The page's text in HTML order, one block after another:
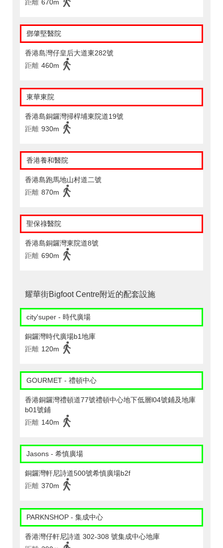
距離 670m
鄧肇堅醫院
香港島灣仔皇后大道東282號
距離 460m
東華東院
香港島銅鑼灣掃桿埔東院道19號
距離 930m
香港養和醫院
香港島跑馬地山村道二號
距離 870m
聖保祿醫院
香港島銅鑼灣東院道8號
距離 690m
耀華街Bigfoot Centre附近的配套設施
city'super - 時代廣場
銅鑼灣時代廣場b1地庫
距離 120m
GOURMET - 禮頓中心
香港銅鑼灣禮頓道77號禮頓中心地下低層l04號鋪及地庫
b01號鋪
距離 140m
Jasons - 希慎廣場
銅鑼灣軒尼詩道500號希慎廣場b2f
距離 370m
PARKNSHOP - 集成中心
香港灣仔軒尼詩道 302-308 號集成中心地庫